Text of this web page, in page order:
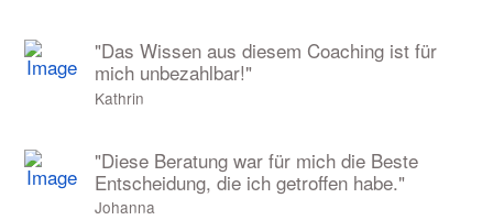
"Das Wissen aus diesem Coaching ist für
mich unbezahlbar!"
Kathrin
"Diese Beratung war für mich die Beste
Entscheidung, die ich getroffen habe."
Johanna